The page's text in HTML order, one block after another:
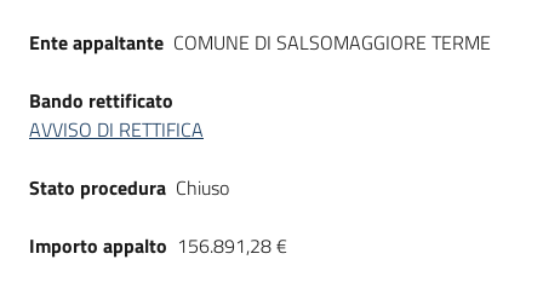
Ente appaltante COMUNE DI SALSOMAGGIORE TERME
Bando rettificato
AVVISO DI RETTIFICA
Stato procedura Chiuso
Importo appalto 156.891,28 €